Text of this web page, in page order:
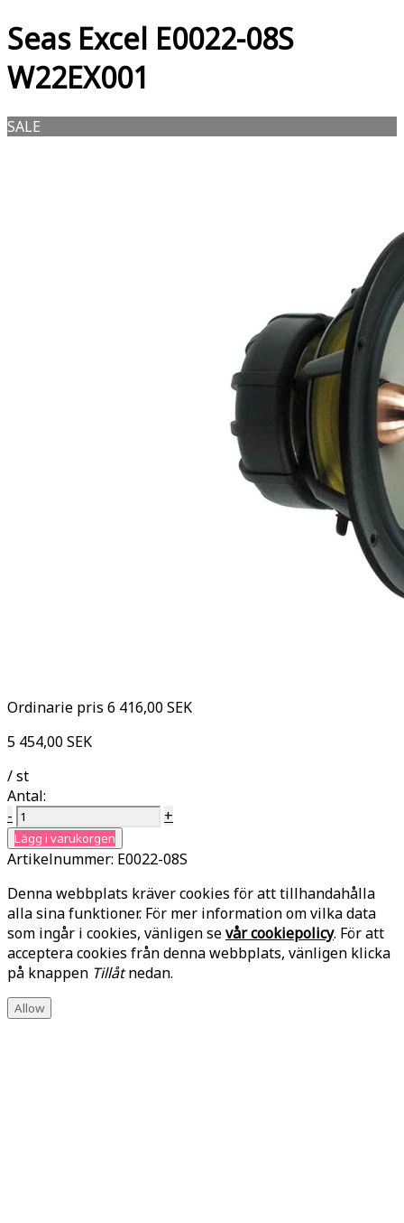
Seas Excel E0022-08S
W22EX001
SALE
Ordinarie pris 6 416,00 SEK
5 454,00 SEK
/ st
Antal:
-
+
Lägg i varukorgen
Artikelnummer: E0022-08S
Denna webbplats kräver cookies för att tillhandahålla
alla sina funktioner. För mer information om vilka data
som ingår i cookies, vänligen sevår cookiepolicy. För att
acceptera cookies från denna webbplats, vänligen klicka
på knappen Tillåtnedan.
Allow